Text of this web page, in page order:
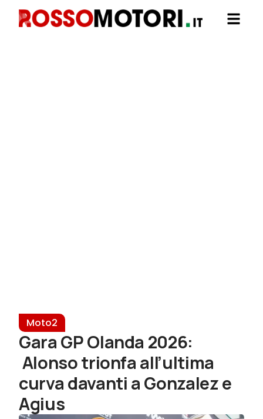
Moto2
Gara GP Olanda 2026:
Alonso trionfa all’ultima
curva davanti a Gonzalez e
Agius